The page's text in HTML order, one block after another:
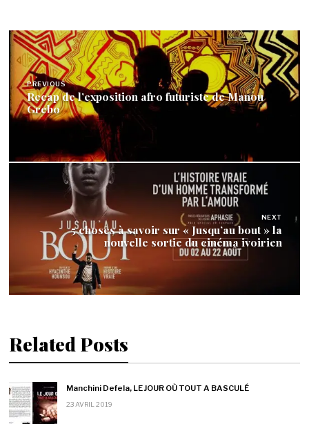
Navigation
de
l’article
PREVIOUS
Recap de l’exposition afro futuriste de Manou
Grebo
NEXT
5 choses à savoir sur « Jusqu’au bout » la
nouvelle sortie du cinéma ivoirien
Related Posts
Manchini Defela, LE JOUR OÙ TOUT A BASCULÉ
23 AVRIL 2019